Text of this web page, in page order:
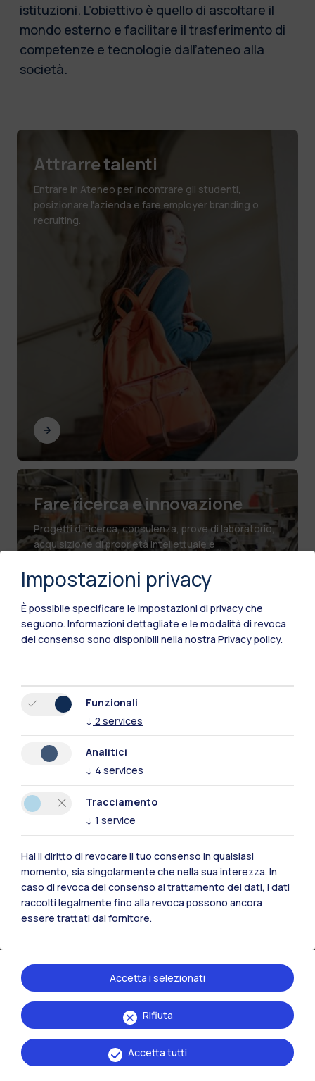
istituzioni. L’obiettivo è quello di ascoltare il
mondo esterno e facilitare il trasferimento di
competenze e tecnologie dall’ateneo alla
società.
Attrarre talenti
Entrare in Ateneo per incontrare gli studenti,
posizionare l'azienda e fare employer branding o
recruiting.
Fare ricerca e innovazione
Progetti di ricerca, consulenza, prove di laboratorio,
acquisizione di proprietà intellettuale e
sperimentale.
Sviluppare nuove competenze
Costruire insieme nuovi profili formativi e percorsi di
formazione che rispondano a bisogni di up-skilling e
re-skilling dell'azienda.
Impostazioni privacy
È possibile specificare le impostazioni di privacy che
seguono. Informazioni dettagliate e le modalità di revoca
del consenso sono disponibili nella nostra Privacy policy.
Funzionali
↓ 2 services
Analitici
↓ 4 services
Tracciamento
↓ 1 service
Hai il diritto di revocare il tuo consenso in qualsiasi
momento, sia singolarmente che nella sua interezza. In
caso di revoca del consenso al trattamento dei dati, i dati
raccolti legalmente fino alla revoca possono ancora
essere trattati dal fornitore.
Rifiuta
Accetta i selezionati
Accetta tutti